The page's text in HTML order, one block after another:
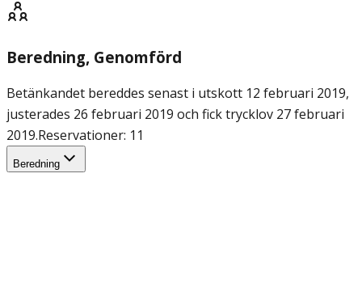
Beredning, Genomförd
Betänkandet bereddes senast i utskott 12 februari 2019,
justerades 26 februari 2019 och fick trycklov 27 februari
2019.Reservationer: 11
Beredning